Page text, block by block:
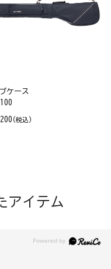
ケース
(税込)
アイテム